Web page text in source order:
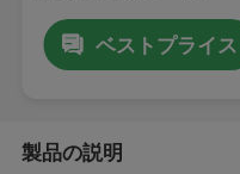
ベストプライス
製品の説明